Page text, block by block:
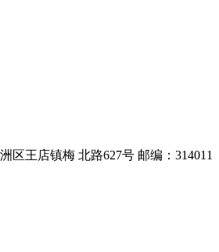
区王店镇梅 北路627号 邮编：314011